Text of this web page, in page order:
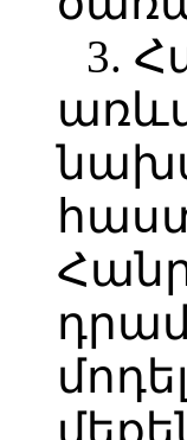
3.